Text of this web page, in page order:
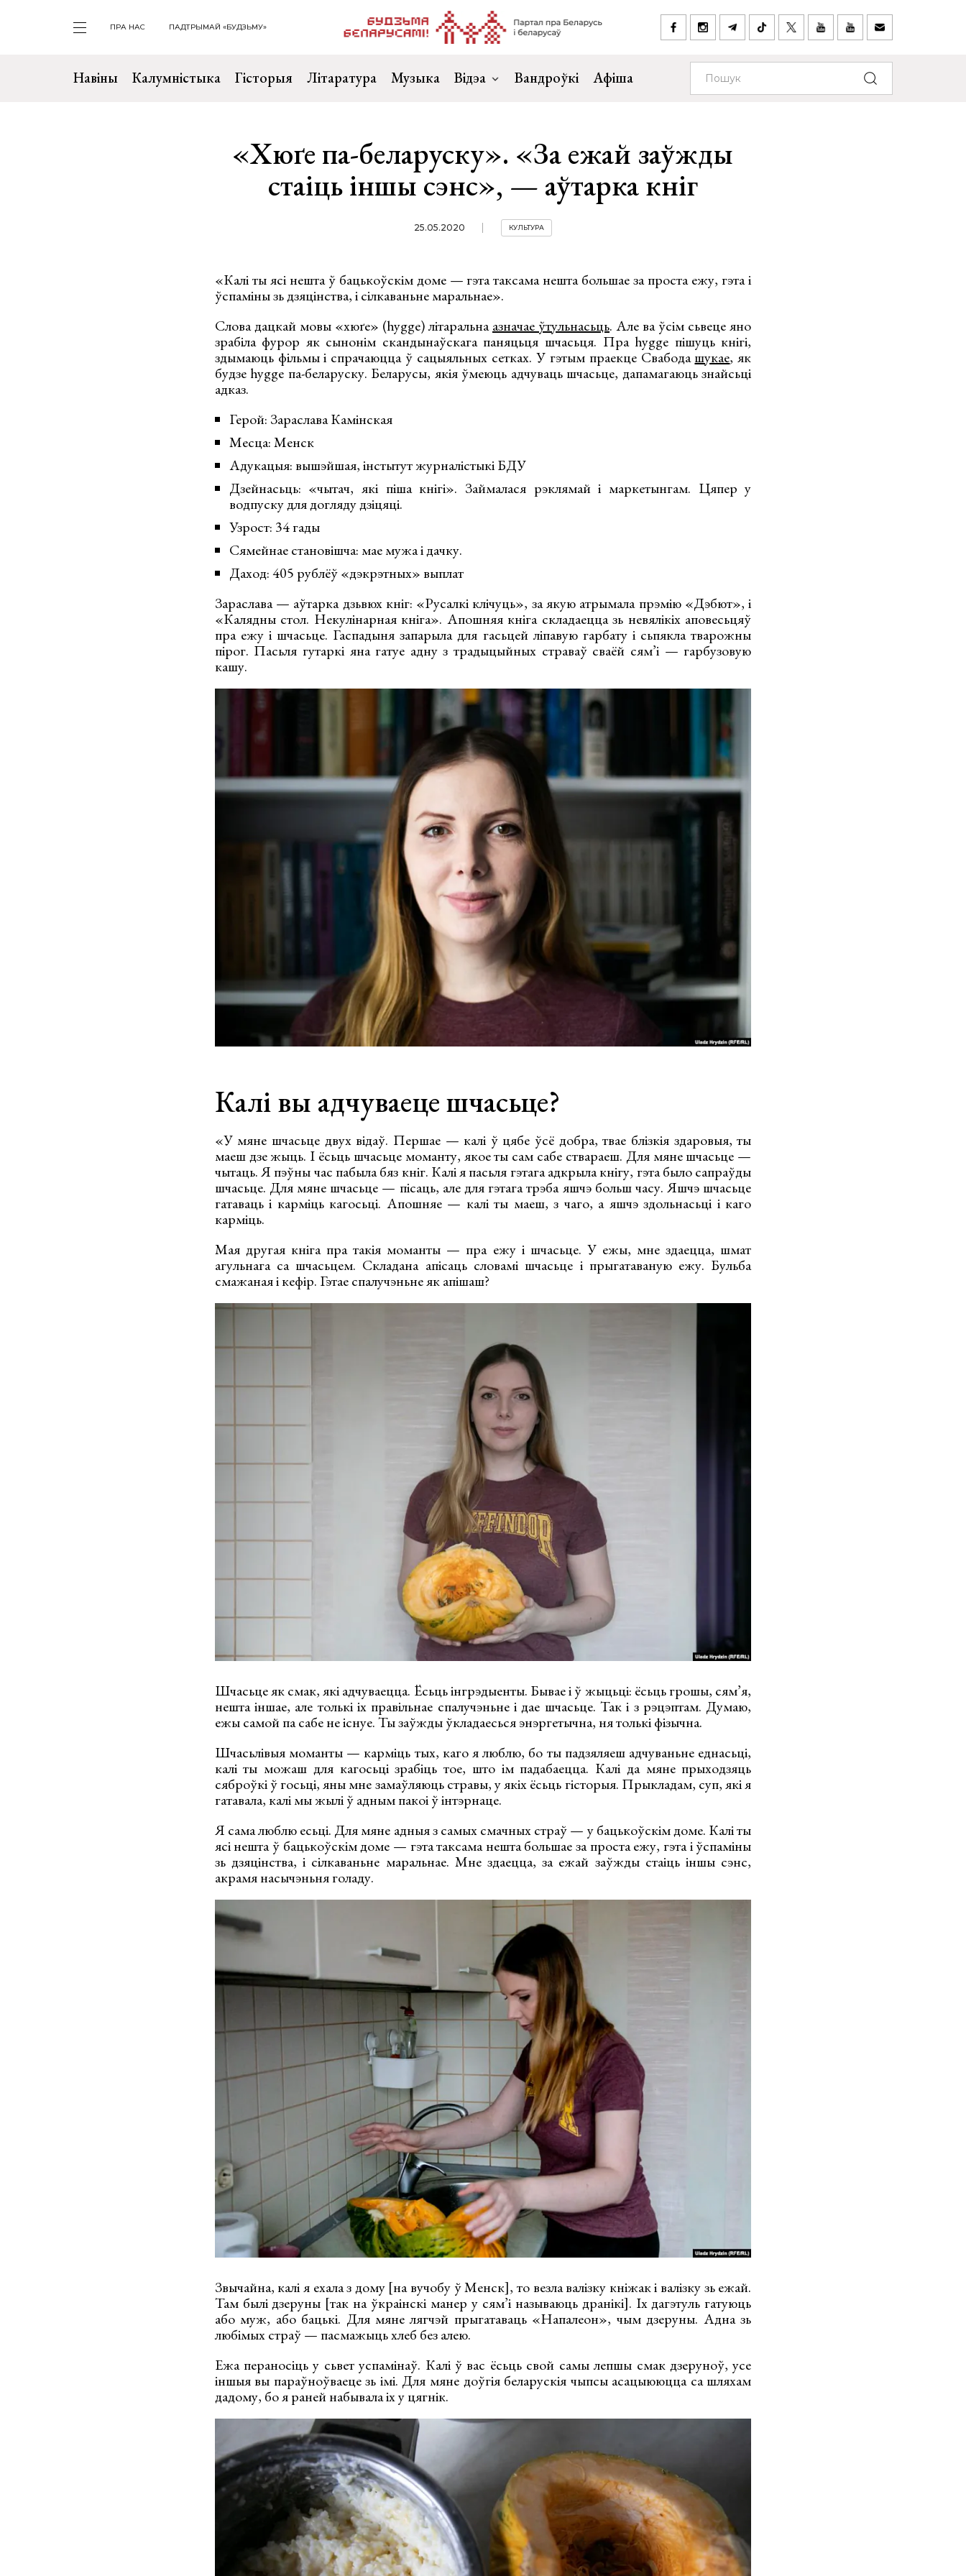
ПРА НАС ПАДТРЫМАЙ «БУДЗЬМУ»
Навіны Калумністыка Гісторыя Літаратура Музыка Відэа Вандроўкі Афіша
«Хюґе па-беларуску». «За ежай заўжды
стаіць іншы сэнс», — аўтарка кніг
25.05.2020 КУЛЬТУРА
«Калі ты ясі нешта ў бацькоўскім доме — гэта таксама нешта большае за проста ежу, гэта і
ўспаміны зь дзяцінства, і сілкаваньне маральнае».
Слова дацкай мовы «хюґе» (hygge) літаральнаазначае ўтульнасьць. Але ва ўсім сьвеце яно
зрабіла фурор як сынонім скандынаўскага паняцьця шчасьця. Пра hygge пішуць кнігі,
здымаюць фільмы і спрачаюцца ў сацыяльных сетках. У гэтым праекце Свабодашукае, як
будзе hygge па-беларуску. Беларусы, якія ўмеюць адчуваць шчасьце, дапамагаюць знайсьці
адказ.
Герой: Зараслава Камінская
Месца: Менск
Адукацыя: вышэйшая, інстытут журналістыкі БДУ
Дзейнасьць: «чытач, які піша кнігі». Займалася рэклямай і маркетынгам. Цяпер у
водпуску для догляду дзіцяці.
Узрост: 34 гады
Сямейнае становішча: мае мужа і дачку.
Даход: 405 рублёў «дэкрэтных» выплат
Зараслава — аўтарка дзьвюх кніг: «Русалкі клічуць», за якую атрымала прэмію «Дэбют», і
«Калядны стол. Некулінарная кніга». Апошняя кніга складаецца зь невялікіх аповесьцяў
пра ежу і шчасьце. Гаспадыня запарыла для гасьцей ліпавую гарбату і сьпякла тварожны
пірог. Пасьля гутаркі яна гатуе адну з традыцыйных страваў сваёй сям’і — гарбузовую
кашу.
Калі вы адчуваеце шчасьце?
«У мяне шчасьце двух відаў. Першае — калі ў цябе ўсё добра, твае блізкія здаровыя, ты
маеш дзе жыць. І ёсьць шчасьце моманту, якое ты сам сабе ствараеш. Для мяне шчасьце —
чытаць. Я пэўны час пабыла бяз кніг. Калі я пасьля гэтага адкрыла кнігу, гэта было сапраўды
шчасьце. Для мяне шчасьце — пісаць, але для гэтага трэба яшчэ больш часу. Яшчэ шчасьце
гатаваць і карміць кагосьці. Апошняе — калі ты маеш, з чаго, а яшчэ здольнасьці і каго
карміць.
Мая другая кніга пра такія моманты — пра ежу і шчасьце. У ежы, мне здаецца, шмат
агульнага са шчасьцем. Складана апісаць словамі шчасьце і прыгатаваную ежу. Бульба
смажаная і кефір. Гэтае спалучэньне як апішаш?
Шчасьце як смак, які адчуваецца. Ёсьць інгрэдыенты. Бывае і ў жыцьці: ёсьць грошы, сям’я,
нешта іншае, але толькі іх правільнае спалучэньне і дае шчасьце. Так і з рэцэптам. Думаю,
ежы самой па сабе не існуе. Ты заўжды ўкладаесься энэргетычна, ня толькі фізычна.
Шчасьлівыя моманты — карміць тых, каго я люблю, бо ты падзяляеш адчуваньне еднасьці,
калі ты можаш для кагосьці зрабіць тое, што ім падабаецца. Калі да мяне прыходзяць
сяброўкі ў госьці, яны мне замаўляюць стравы, у якіх ёсьць гісторыя. Прыкладам, суп, які я
гатавала, калі мы жылі ў адным пакоі ў інтэрнаце.
Я сама люблю есьці. Для мяне адныя з самых смачных страў — у бацькоўскім доме. Калі ты
ясі нешта ў бацькоўскім доме — гэта таксама нешта большае за проста ежу, гэта і ўспаміны
зь дзяцінства, і сілкаваньне маральнае. Мне здаецца, за ежай заўжды стаіць іншы сэнс,
акрамя насычэньня голаду.
Звычайна, калі я ехала з дому [на вучобу ў Менск], то везла валізку кніжак і валізку зь ежай.
Там былі дзеруны [так на ўкраінскі манер у сям’і называюць дранікі]. Іх дагэтуль гатуюць
або муж, або бацькі. Для мяне лягчэй прыгатаваць «Напалеон», чым дзеруны. Адна зь
любімых страў — пасмажыць хлеб без алею.
Ежа пераносіць у сьвет успамінаў. Калі ў вас ёсьць свой самы лепшы смак дзеруноў, усе
іншыя вы параўноўваеце зь імі. Для мяне доўгія беларускія чыпсы асацыююцца са шляхам
дадому, бо я раней набывала іх у цягнік.